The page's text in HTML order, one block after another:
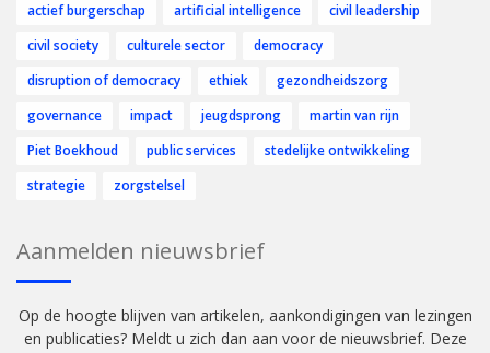
actief burgerschap artificial intelligence
civil leadership
civil society
culturele sector
democracy
disruption of democracy
ethiek
gezondheidszorg
governance
impact jeugdsprong
martin van rijn
Piet Boekhoud
public services
stedelijke ontwikkeling
strategie
zorgstelsel
Aanmelden nieuwsbrief
Op de hoogte blijven van artikelen, aankondigingen van lezingen
en publicaties? Meldt u zich dan aan voor de nieuwsbrief. Deze